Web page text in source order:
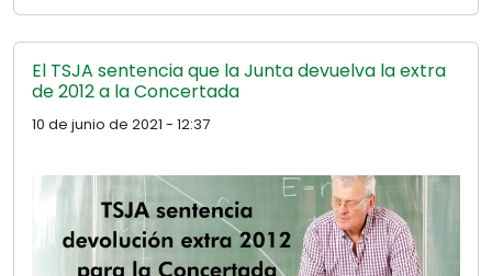
El TSJA sentencia que la Junta devuelva la extra
de 2012 a la Concertada
10 de junio de 2021 - 12:37